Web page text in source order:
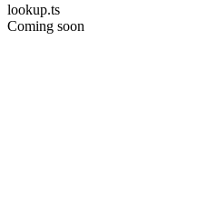
lookup.ts
Coming soon